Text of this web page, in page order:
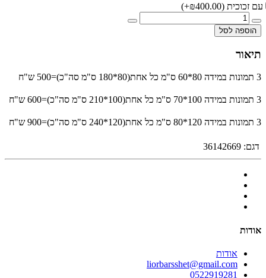
עם זכוכית (₪400.00+)
הוספה לסל
תיאור
3 תמונות במידה 80*60 ס"מ כל אחת(80*180 ס"מ סה"כ)=500 ש"ח
3 תמונות במידה 100*70 ס"מ כל אחת(100*210 ס"מ סה"כ)=600 ש"ח
3 תמונות במידה 120*80 ס"מ כל אחת(120*240 ס"מ סה"כ)=900 ש"ח
דגם: 36142669
אודות
אודות
liorbarsshet@gmail.com
0522919281